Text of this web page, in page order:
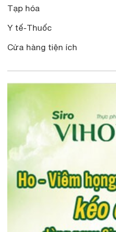
Tạp hóa
Y tế-Thuốc
Cửa hàng tiện ích